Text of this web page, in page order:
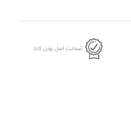
ضمانت اصل بودن کالا